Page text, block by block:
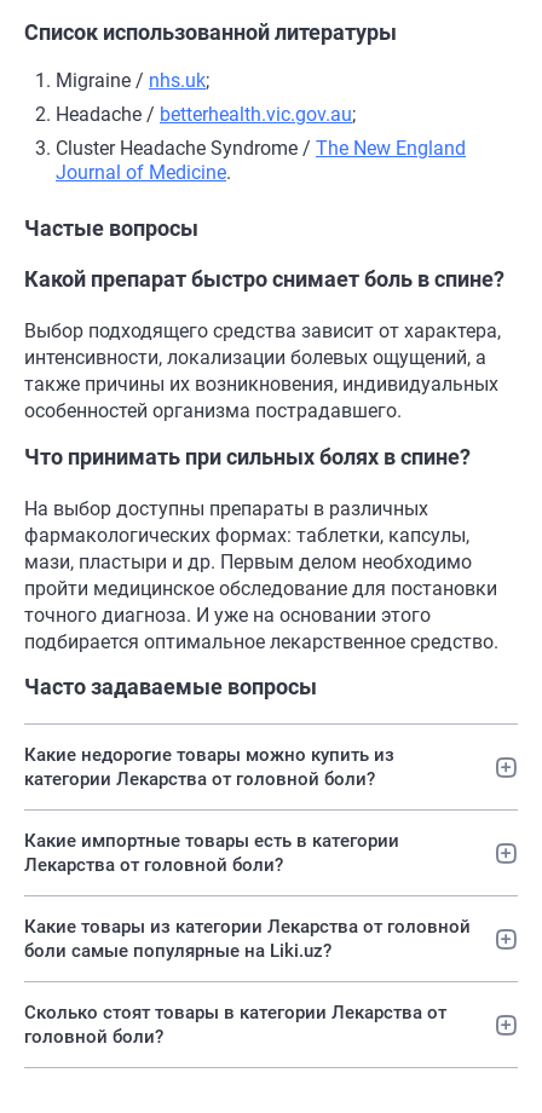
Список использованной литературы
Migraine / nhs.uk;
Headache / betterhealth.vic.gov.au;
Cluster Headache Syndrome / The New England
Journal of Medicine.
Частые вопросы
Какой препарат быстро снимает боль в спине?
Выбор подходящего средства зависит от характера,
интенсивности, локализации болевых ощущений, а
также причины их возникновения, индивидуальных
особенностей организма пострадавшего.
Что принимать при сильных болях в спине?
На выбор доступны препараты в различных
фармакологических формах: таблетки, капсулы,
мази, пластыри и др. Первым делом необходимо
пройти медицинское обследование для постановки
точного диагноза. И уже на основании этого
подбирается оптимальное лекарственное средство.
Часто задаваемые вопросы
Какие недорогие товары можно купить из
категории Лекарства от головной боли?
Какие импортные товары есть в категории
Лекарства от головной боли?
Какие товары из категории Лекарства от головной
боли самые популярные на Liki.uz?
Сколько стоят товары в категории Лекарства от
головной боли?